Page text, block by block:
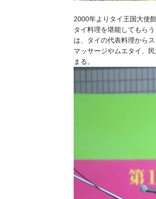
2000年よりタイ王国大使
タイ料理を堪能してもら
は、タイの代表料理から
マッサージやムエタイ、
まる。